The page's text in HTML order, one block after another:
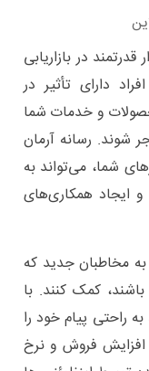
در بازاریابی
دارای تأثیر در
و خدمات شما
شوند. رسانه آرمان
شما، می‌تواند به
و ایجاد همکاری‌های
به مخاطبان جدید که
کمک کنند. با
به راحتی پیام خود را
فروش و نرخ